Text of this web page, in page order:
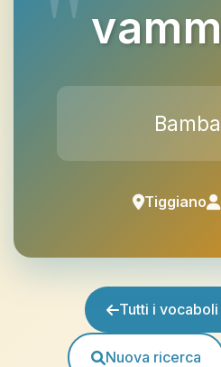
Tiggiano
Tutti i
Nuova ricerca